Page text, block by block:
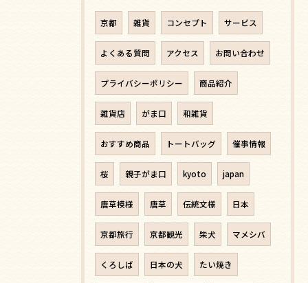
京都 雑貨 コンセプト サービス
よくある質問 アクセス お問い合わせ
プライバシーポリシー 商品紹介
雑貨店 がま口 和雑貨
おすすめ商品 トートバッグ 催事情報
桜 親子がま口 kyoto japan
唐草模様 唐草 伝統文様 日本
京都旅行 京都観光 柴犬 マメシバ
くろしば 日本の犬 たい焼き